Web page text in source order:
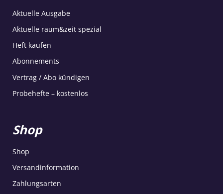
Aktuelle Ausgabe
Aktuelle raum&zeit spezial
Heft kaufen
Abonnements
Vertrag / Abo kündigen
Probehefte – kostenlos
Shop
Shop
Versandinformation
Zahlungsarten